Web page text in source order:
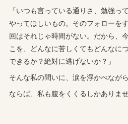
「いつも言っている通りさ、勉強っ
やってほしいもの。そのフォローを
回はそれじゃ時間がない。だから、
こを、どんなに苦しくてもどんなに
できるか？絶対に逃げないか？」
そんな私の問いに、涙を浮かべながら
ならば、私も腹をくくるしかありませ